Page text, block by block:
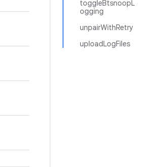
toggleBtsnoopL
ogging
unpairWithRetry
uploadLogFiles